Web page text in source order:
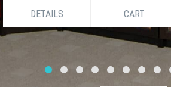
DETAILS CART